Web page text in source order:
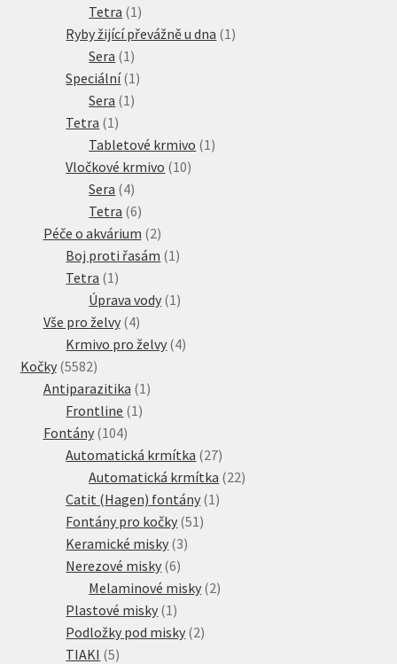
produkty
Tetra 1 1
produkt
Ryby žijící převážně u dna 1 1
Sera 1 1
produkt
Speciální 1 1
Sera 1 1
Tetra 1 1
produkt
Tabletové krmivo 1 1
Vločkové krmivo 1010
Sera 44
produkty
Tetra 66
produktů
Péče o akvárium 22
produkty
Boj proti řasám 1 1
Tetra 1 1
produkt
Úprava vody 1 1
Vše pro želvy 44
produkty
Krmivo pro želvy 44
Kočky 55825582
produktů
Antiparazitika 1 1
Frontline 1 1
Fontány 104104
produktů
Automatická krmítka 2727
produktů
Automatická krmítka 2222
Catit (Hagen) fontány 1 1
Fontány pro kočky 51 51
Keramické misky 33
Nerezové misky 66
produktů
Melaminové misky 22
Plastové misky 1 1
produkt
Podložky pod misky 22
TIAKI 55